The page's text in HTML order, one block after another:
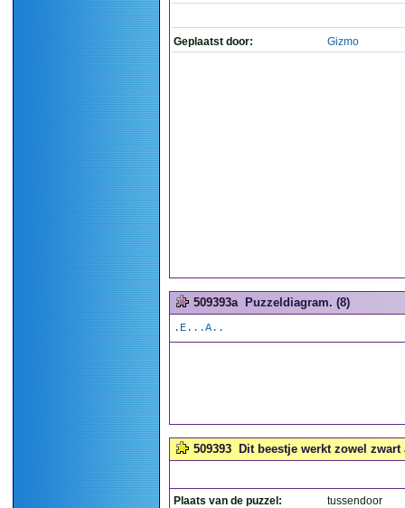
Geplaatst door: Gizmo
509393a Puzzeldiagram. (8)
.E...A..
509393 Dit beestje werkt zowel
Plaats van de puzzel:
tussendoor